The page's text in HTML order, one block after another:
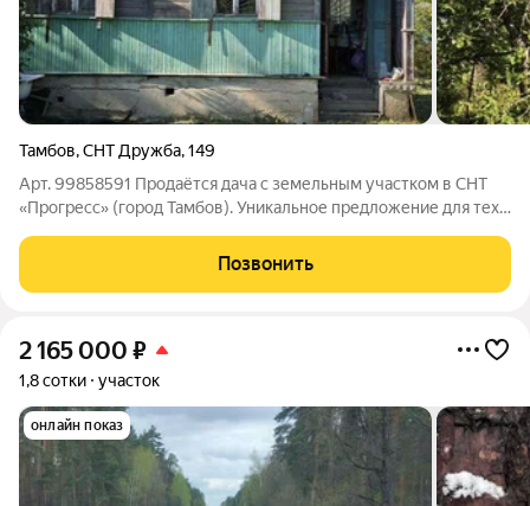
Тамбов,СНТ Дружба,149
Арт. 99858591 Продаётся дача с земельным участком в СНТ
«Прогресс» (город Тамбов). Уникальное предложение для тех,
оставаться вблизи городской инфраструктуры. Дача находится
на первой линии
Позвонить
2 165 000 ₽
1,8 сотки участок
онлайн показ